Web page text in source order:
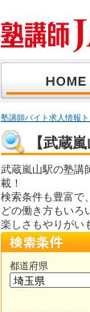
塾講師バイト求人情報
【武蔵
武蔵嵐山駅の塾講
載！
検索条件も豊富で
どの働き方もいろ
楽しさもやりがい
都道府県